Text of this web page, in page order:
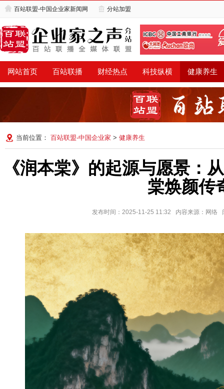
百站联盟-中国企业家新闻网 分站加盟
网站首页 百站联播 财经热点 科技纵横 健康养生
当前位置： 百站联盟-中国企业家 > 健康养生
《润本棠》的起源与愿景：
棠焕颜传
发布时间：2025-11-25 11:32 内容来源：网络